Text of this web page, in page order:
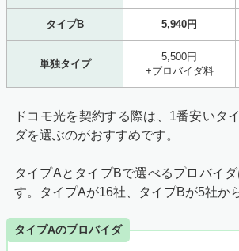
タイプB 5,940円
単独タイプ
5,500円
+プロバイダ料
ドコモ光を契約する際は、1番安いタ
ダを選ぶのがおすすめです。
タイプAとタイプBで選べるプロバイ
す。タイプAが16社、タイプBが5社か
タイプAのプロバイダ